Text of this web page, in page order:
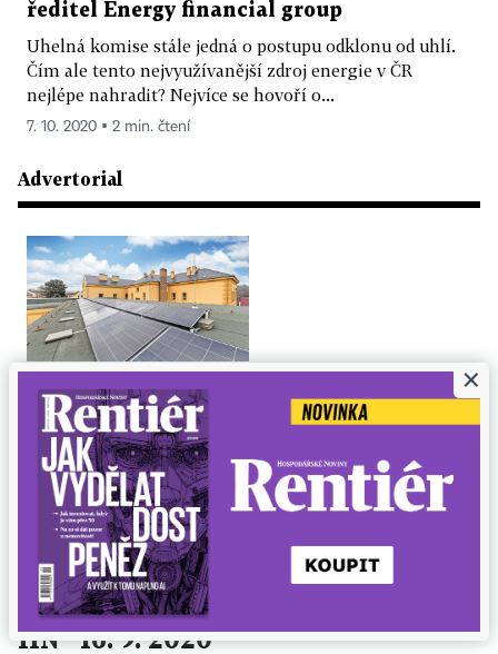
ředitel Energy financial group
Uhelná komise stále jedná o postupu odklonu od uhlí.
Čím ale tento nejvyužívanější zdroj energie v ČR
nejlépe nahradit? Nejvíce se hovoří o...
7. 10. 2020 ▪ 2 min. čtení
Advertorial
ENERGIE 9/2020
Školy mohou na větrání získat dotace
Děti se vrátily do školních lavic a po řadě měsíců si zase
zvykají na soustředěnou práci. Jejich výkon záleží na
mnoha faktorech; některé z nich...
16. 9. 2020 ▪ 6 min. čtení
HN 16. 9. 2020
×